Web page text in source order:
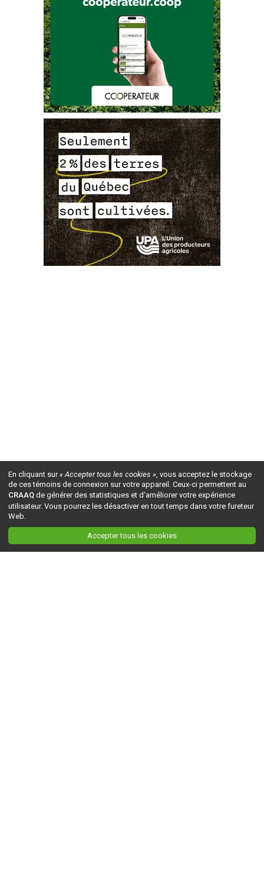
En cliquant sur« Accepter tous les cookies », vous acceptez le stockage
de ces témoins de connexion sur votre appareil. Ceux-ci permettent au
CRAAQ de générer des statistiques et d'améliorer votre expérience
utilisateur. Vous pourrez les désactiver en tout temps dans votre fureteur
Web.
Accepter tous les cookies